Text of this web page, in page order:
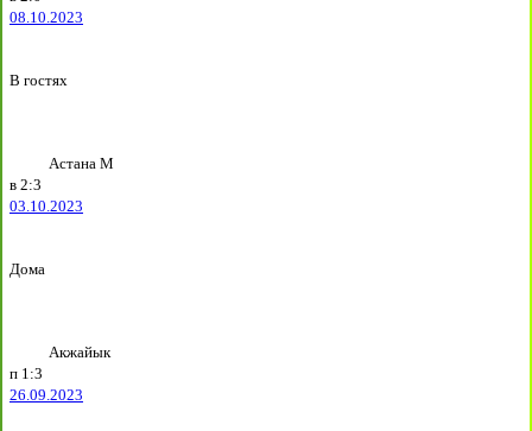
08.10.2023
В гостях
Астана М
в 2:3
03.10.2023
Дома
Акжайык
п 1:3
26.09.2023